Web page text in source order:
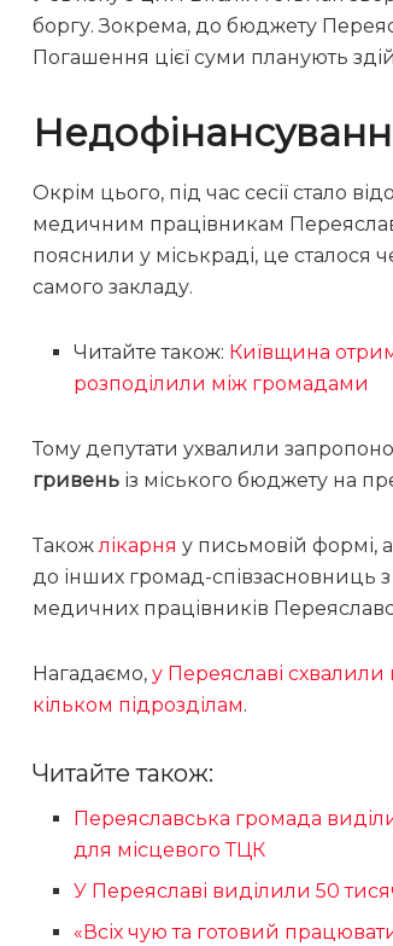
боргу. Зокрема, до бюджету
Погашення цієї суми планують
Окрім цього, під час сесії стало
медичним працівникам
пояснили у міськраді, це сталося
самого закладу.
Читайте також: Київщина
розподілили між громадами
Тому депутати ухвалили
гривень із міського бюджету на
Також лікарня у письмовій формі,
до інших громад-співзасновниць
медичних працівників
Нагадаємо, у Переяславі
кільком підрозділам.
Читайте також:
Переяславська громада
для місцевого ТЦК
У Переяславі виділили 50
«Всіх чую та готовий